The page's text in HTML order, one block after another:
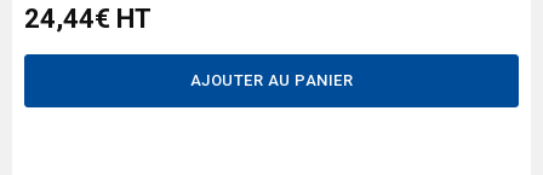
24,44€ HT
AJOUTER AU PANIER